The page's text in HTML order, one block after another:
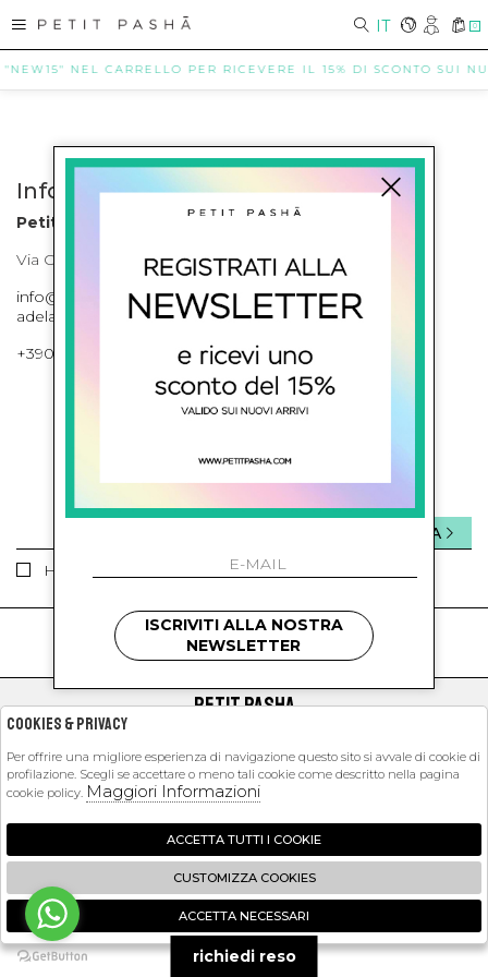
IT 0
NEL CARRELLO PER RICEVERE IL 15% DI SCONTO SUI
Info contatti
Petit Pasha
Via Cilea, 255 Napoli Corso Umberto I 301 Napoli
info@petitpasha.com, petitpasha@hotmail.it,
adelaide.petitpasha@hotmail.com
+39081643421 , +390812351280
ISCRIVITI ALLA NEWSLETTER
Ho letto ed accettato le condizioni sulla privacy.
INVIA
kids
PETIT PASHA
EXTRA
2026 Petit Pasha - P.iva : 09423341214 Powered by
Zucchetti
🍪
ISCRIVITI ALLA NOSTRA
NEWSLETTER
richiedi reso
Cookies & Privacy
Per offrire una migliore esperienza di navigazione questo sito si avvale di cookie di
profilazione. Scegli se accettare o meno tali cookie come descritto nella pagina
cookie policy. Maggiori Informazioni
ACCETTA TUTTI I COOKIE
CUSTOMIZZA COOKIES
ACCETTA NECESSARI